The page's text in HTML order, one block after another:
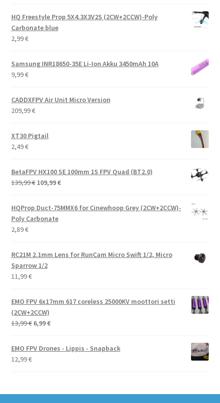
HQ Freestyle Prop 5X4.3X3V2S (2CW+2CCW)-Poly
Carbonate blue
2,99€
Samsung INR18650-35E Li-Ion Akku 3450mAh 10A
9,99€
CADDXFPV Air Unit Micro Version
209,99€
XT30 Pigtail
2,49€
BetaFPV HX100 SE 100mm 1S FPV Quad (BT2.0)
139,99€ Alkuperäinen
oli:
139,99 €.
109,99€Nykyinen
on:
HQProp Duct-75MMX6 for Cinewhoop Grey (2CW+2CCW)-
Poly Carbonate
2,89€
RC21M 2.1mm Lens for RunCam Micro Swift 1/2, Micro
Sparrow 1/2
11,99€
EMO FPV 6x17mm 617 coreless 25000KV moottori setti
(2CW+2CCW)
13,99€ Alkuperäinen
oli:
6,99€Nykyinen
EMO FPV Drones - Lippis - Snapback
12,99€